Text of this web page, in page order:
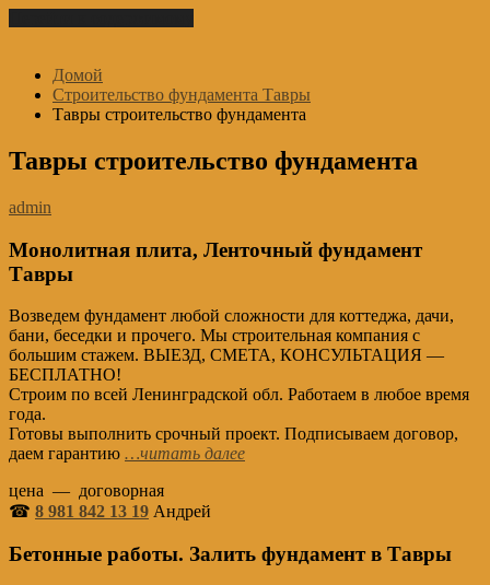
Домой
Строительство фундамента Тавры
Тавры строительство фундамента
Тавры строительство фундамента
admin
Монолитная плита, Ленточный фундамент
Тавры
Возведем фундамент любой сложности для коттеджа, дачи,
бани, беседки и прочего. Мы строительная компания с
большим стажем. ВЫЕЗД, СМЕТА, КОНСУЛЬТАЦИЯ —
БЕСПЛАТНО!
Строим по всей Ленинградской обл. Работаем в любое время
года.
Готовы выполнить срочный проект. Подписываем договор,
даем гарантию …читать далее
цена — договорная
☎ 8 981 842 13 19 Андрей
Бетонные работы. Залить фундамент в Тавры